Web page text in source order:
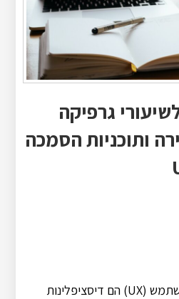
גרפיקה
ותוכניות הסמכה
עיצוב גרפי ועיצוב חווית משתמש (UX) הם דיסציפלינות